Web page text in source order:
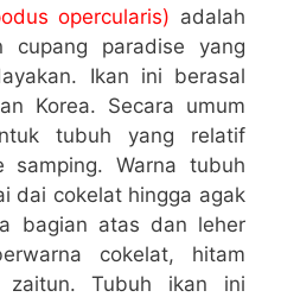
opercularis) adalah
paradise yang
Ikan ini berasal
Korea. Secara umum
tubuh yang relatif
Warna tubuh
dai cokelat hingga agak
bagian atas dan leher
cokelat, hitam
zaitun. Tubuh ikan ini